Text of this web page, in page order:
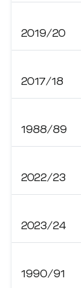
2019/20
2017/18
1988/89
2022/23
2023/24
1990/91